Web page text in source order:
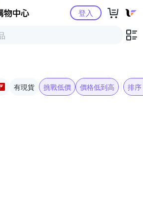
Yahoo購物中心登入
有現貨 挑戰低價 價格低到高 排序